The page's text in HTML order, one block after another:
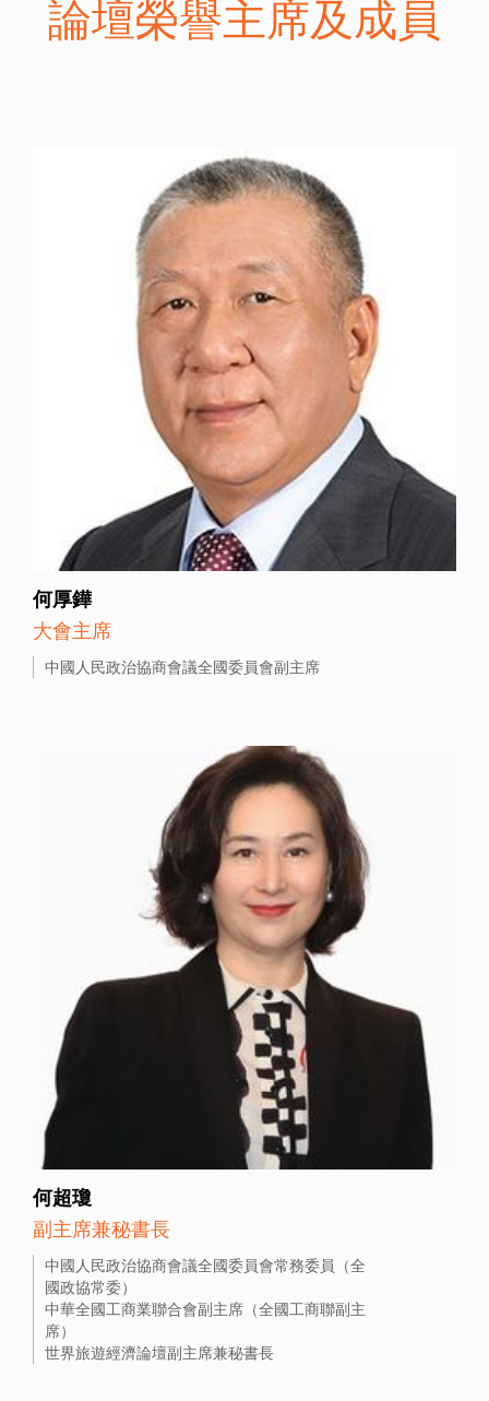
論壇榮譽主席及成員
何厚鏵
大會主席
中國人民政治協商會議全國委員會副主席
何超瓊
副主席兼秘書長
中國人民政治協商會議全國委員會常務委員（全
國政協常委）
中華全國工商業聯合會副主席（全國工商聯副主
席）
世界旅遊經濟論壇副主席兼秘書長